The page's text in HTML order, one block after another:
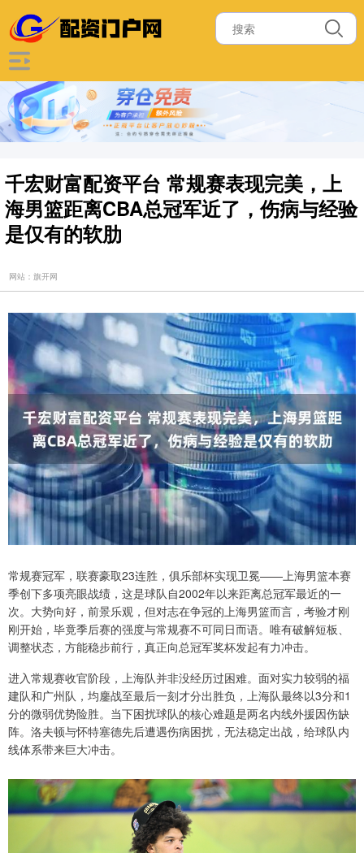
千宏财富配资平台 常规赛表现完美，上
海男篮距离CBA总冠军近了，伤病与经验
是仅有的软肋
网站：旗开网
常规赛冠军，联赛豪取23连胜，俱乐部杯实现卫冕——上海男篮本赛
季创下多项亮眼战绩，这是球队自2002年以来距离总冠军最近的一
次。大势向好，前景乐观，但对志在争冠的上海男篮而言，考验才刚
刚开始，毕竟季后赛的强度与常规赛不可同日而语。唯有破解短板、
调整状态，方能稳步前行，真正向总冠军奖杯发起有力冲击。
进入常规赛收官阶段，上海队并非没经历过困难。面对实力较弱的福
建队和广州队，均鏖战至最后一刻才分出胜负，上海队最终以3分和1
分的微弱优势险胜。当下困扰球队的核心难题是两名内线外援因伤缺
阵。洛夫顿与怀特塞德先后遭遇伤病困扰，无法稳定出战，给球队内
线体系带来巨大冲击。